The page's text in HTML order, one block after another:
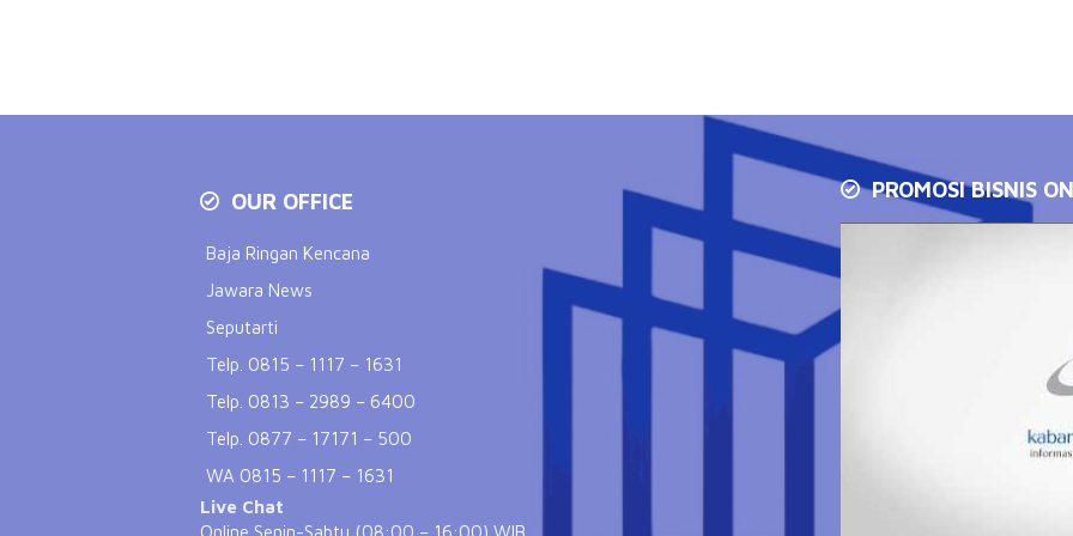
OUR OFFICE
Baja Ringan Kencana
Jawara News
Seputarti
Telp. 0815 – 1117 – 1631
Telp. 0813 – 2989 – 6400
Telp. 0877 – 17171 – 500
WA 0815 – 1117 – 1631
Live Chat
PROMOSI BISNIS